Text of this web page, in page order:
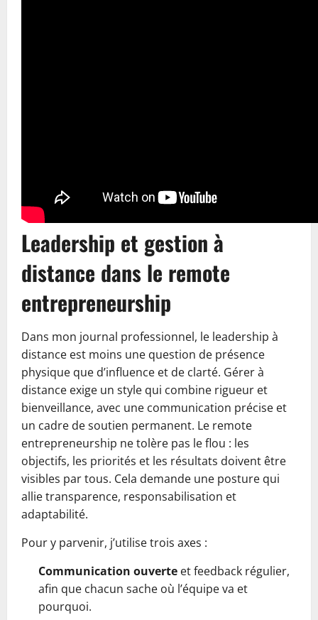
Leadership et gestion à
distance dans le remote
entrepreneurship
Dans mon journal professionnel, le leadership à
distance est moins une question de présence
physique que d’influence et de clarté. Gérer à
distance exige un style qui combine rigueur et
bienveillance, avec une communication précise et
un cadre de soutien permanent. Le remote
entrepreneurship ne tolère pas le flou : les
objectifs, les priorités et les résultats doivent être
visibles par tous. Cela demande une posture qui
allie transparence, responsabilisation et
adaptabilité.
Pour y parvenir, j’utilise trois axes :
Communication ouverte et feedback régulier,
afin que chacun sache où l’équipe va et
pourquoi.